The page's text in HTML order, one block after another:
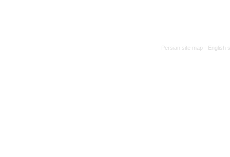
Persian site map - English